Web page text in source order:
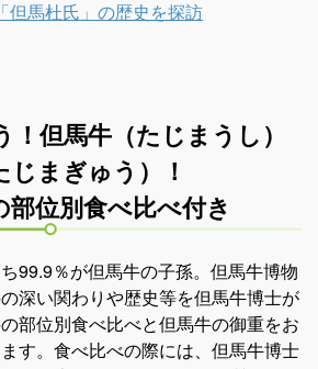
但馬杜氏」の歴史を探訪
！但馬牛（たじまうし）
じまぎゅう）！
部位別食べ比べ付き
99.9％が但馬牛の子孫。但馬牛博物
深い関わりや歴史等を但馬牛博士が
部位別食べ比べと但馬牛の御重をお
す。食べ比べの際には、但馬牛博士